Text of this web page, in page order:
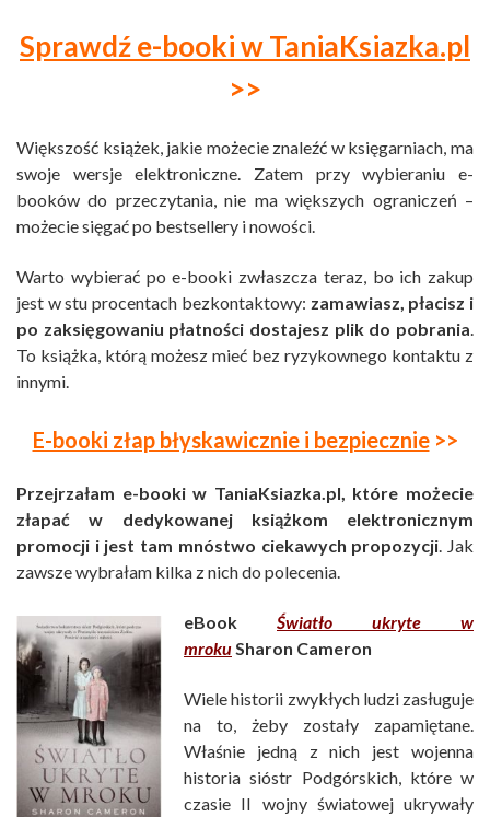
Sprawdź e-booki w TaniaKsiazka.pl
>>
Większość książek, jakie możecie znaleźć w księgarniach, ma
swoje wersje elektroniczne. Zatem przy wybieraniu e-
booków do przeczytania, nie ma większych ograniczeń –
możecie sięgać po bestsellery i nowości.
Warto wybierać po e-booki zwłaszcza teraz, bo ich zakup
jest w stu procentach bezkontaktowy: zamawiasz, płacisz i
po zaksięgowaniu płatności dostajesz plik do pobrania
To książka, którą możesz mieć bez ryzykownego kontaktu z
innymi.
E-booki złap błyskawicznie i bezpiecznie>>
Przejrzałam e-booki w TaniaKsiazka.pl, które możecie
złapać w dedykowanej książkom elektronicznym
promocji i jest tam mnóstwo ciekawych propozycji . Jak
zawsze wybrałam kilka z nich do polecenia.
eBook Światło ukryte w
mroku Sharon Cameron
Wiele historii zwykłych ludzi zasługuje
na to, żeby zostały zapamiętane.
Właśnie jedną z nich jest wojenna
historia sióstr Podgórskich, które w
czasie II wojny światowej ukrywały